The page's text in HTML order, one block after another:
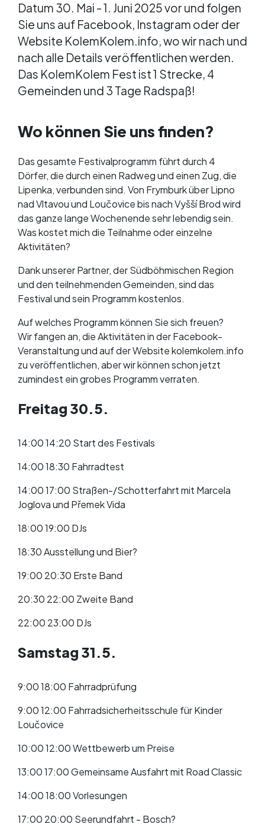
Datum 30. Mai - 1. Juni 2025 vor und folgen
Sie uns auf Facebook, Instagram oder der
Website KolemKolem.info, wo wir nach und
nach alle Details veröffentlichen werden.
Das KolemKolem Fest ist 1 Strecke, 4
Gemeinden und 3 Tage Radspaß!
Wo können Sie uns finden?
Das gesamte Festivalprogramm führt durch 4
Dörfer, die durch einen Radweg und einen Zug, die
Lipenka, verbunden sind. Von Frymburk über Lipno
nad Vltavou und Loučovice bis nach Vyšší Brod wird
das ganze lange Wochenende sehr lebendig sein.
Was kostet mich die Teilnahme oder einzelne
Aktivitäten?
Dank unserer Partner, der Südböhmischen Region
und den teilnehmenden Gemeinden, sind das
Festival und sein Programm kostenlos.
Auf welches Programm können Sie sich freuen?
Wir fangen an, die Aktivitäten in der Facebook-
Veranstaltung und auf der Website kolemkolem.info
zu veröffentlichen, aber wir können schon jetzt
zumindest ein grobes Programm verraten.
Freitag 30.5.
14:00 14:20 Start des Festivals
14:00 18:30 Fahrradtest
14:00 17:00 Straßen-/Schotterfahrt mit Marcela
Joglova und Přemek Vida
18:00 19:00 DJs
18:30 Ausstellung und Bier?
19:00 20:30 Erste Band
20:30 22:00 Zweite Band
22:00 23:00 DJs
Samstag 31.5.
9:00 18:00 Fahrradprüfung
9:00 12:00 Fahrradsicherheitsschule für Kinder
Loučovice
10:00 12:00 Wettbewerb um Preise
13:00 17:00 Gemeinsame Ausfahrt mit Road Classic
14:00 18:00 Vorlesungen
17:00 20:00 Seerundfahrt - Bosch?